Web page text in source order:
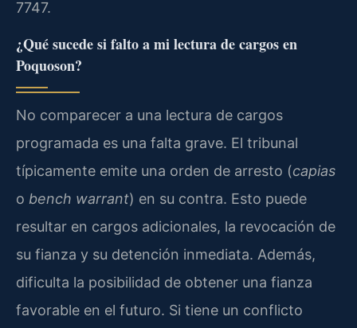
7747.
¿Qué sucede si falto a mi lectura de cargos en
Poquoson?
No comparecer a una lectura de cargos
programada es una falta grave. El tribunal
típicamente emite una orden de arresto (capias
o bench warrant) en su contra. Esto puede
resultar en cargos adicionales, la revocación de
su fianza y su detención inmediata. Además,
dificulta la posibilidad de obtener una fianza
favorable en el futuro. Si tiene un conflicto